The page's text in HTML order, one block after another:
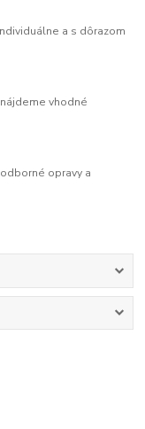
a s dôrazom
vhodné
opravy a